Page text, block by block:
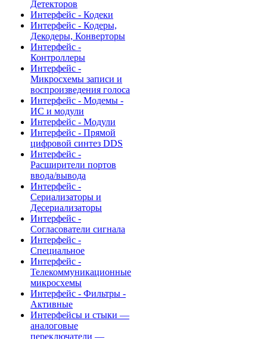
Детекторов
Интерфейс - Кодеки
Интерфейс - Кодеры,
Декодеры, Конверторы
Интерфейс -
Контроллеры
Интерфейс -
Микросхемы записи и
воспроизведения голоса
Интерфейс - Модемы -
ИС и модули
Интерфейс - Модули
Интерфейс - Прямой
цифровой синтез DDS
Интерфейс -
Расширители портов
ввода/вывода
Интерфейс -
Сериализаторы и
Десериализаторы
Интерфейс -
Согласователи сигнала
Интерфейс -
Специальное
Интерфейс -
Телекоммуникационные
микросхемы
Интерфейс - Фильтры -
Активные
Интерфейсы и стыки —
аналоговые
переключатели —